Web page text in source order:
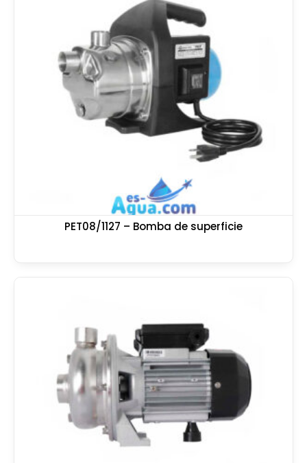
PET08/1127 – Bomba de superficie